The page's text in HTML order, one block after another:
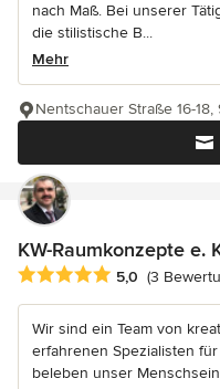
nach Maß. Bei unserer
die stilistische B...
Mehr
Nentschauer Straße 16-
KW-Raumkonzepte e.
Durchschnittliche
5,0 (3
Wir sind ein Team von
erfahrenen Spezialisten
beleben unser